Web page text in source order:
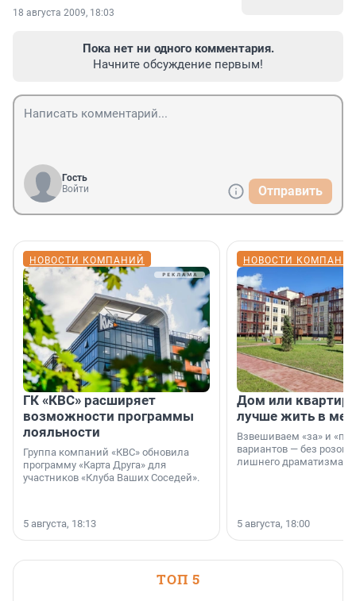
18 августа 2009, 18:03
Пока нет ни одного комментария.
Начните обсуждение первым!
Гость
Войти
Отправить
НОВОСТИ КОМПАНИЙ
ГК «КВС» расширяет
возможности программы
лояльности
Группа компаний «КВС» обновила
программу «Карта Друга» для
участников «Клуба Ваших Соседей».
5 августа, 18:13
НОВОСТИ
Дом или
лучше жить в
Взвешиваем «за» и
вариантов — без
лишнего драматизма.
5 августа, 18:00
ТОП 5